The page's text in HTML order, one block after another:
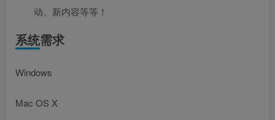
动、新内容等等！
系统需求
Windows
Mac OS X